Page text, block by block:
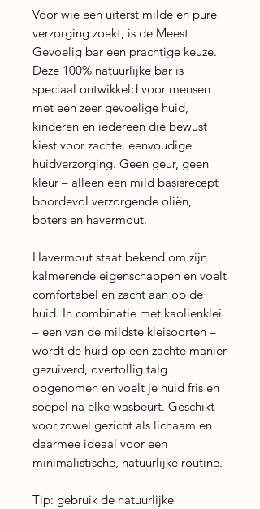
Voor wie een uiterst milde en pure
verzorging zoekt, is de Meest
Gevoelig bar een prachtige keuze.
Deze 100% natuurlijke bar is
speciaal ontwikkeld voor mensen
met een zeer gevoelige huid,
kinderen en iedereen die bewust
kiest voor zachte, eenvoudige
huidverzorging. Geen geur, geen
kleur – alleen een mild basisrecept
boordevol verzorgende oliën,
boters en havermout.
Havermout staat bekend om zijn
kalmerende eigenschappen en voelt
comfortabel en zacht aan op de
huid. In combinatie met kaolienklei
– een van de mildste kleisoorten –
wordt de huid op een zachte manier
gezuiverd, overtollig talg
opgenomen en voelt je huid fris en
soepel na elke wasbeurt. Geschikt
voor zowel gezicht als lichaam en
daarmee ideaal voor een
minimalistische, natuurlijke routine.
Tip: gebruik de natuurlijke